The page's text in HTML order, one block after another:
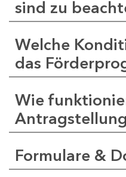
sind zu
Welche
das
Wie
Formulare &